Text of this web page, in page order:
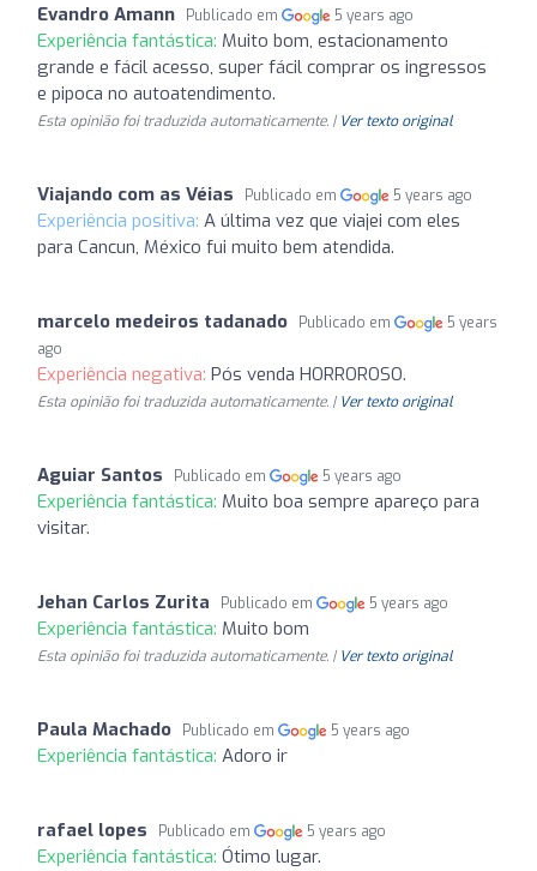
Evandro Amann Publicado em 5 years ago
Experiência fantástica: Muito bom, estacionamento
grande e fácil acesso, super fácil comprar os ingressos
e pipoca no autoatendimento.
Esta opinião foi traduzida automaticamente. | Ver texto original
Viajando com as Véias Publicado em 5 years ago
Experiência positiva: A última vez que viajei com eles
para Cancun, México fui muito bem atendida.
marcelo medeiros tadanado Publicado em
5 years
ago
Experiência negativa: Pós venda HORROROSO.
Esta opinião foi traduzida automaticamente. | Ver texto original
Aguiar Santos Publicado em 5 years ago
Experiência fantástica: Muito boa sempre apareço para
visitar.
Jehan Carlos Zurita Publicado em 5 years ago
Experiência fantástica: Muito bom
Esta opinião foi traduzida automaticamente. | Ver texto original
Paula Machado Publicado em 5 years ago
Experiência fantástica: Adoro ir
rafael lopes Publicado em 5 years ago
Experiência fantástica: Ótimo lugar.